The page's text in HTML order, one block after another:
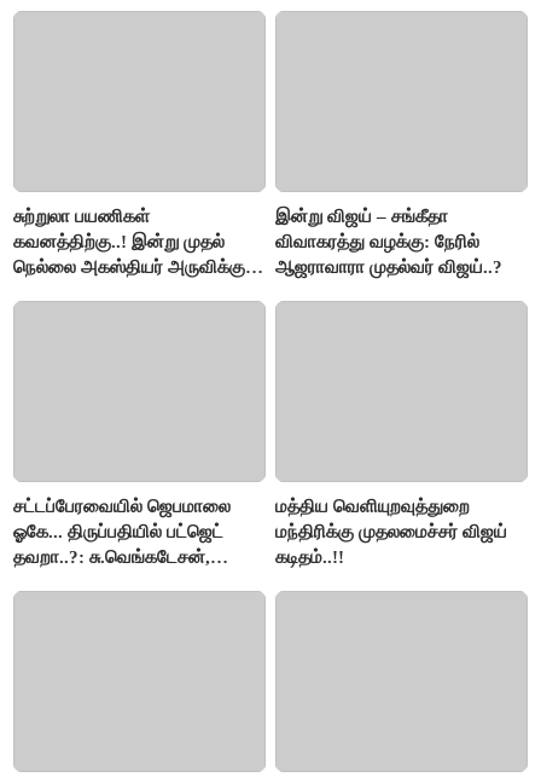
சுற்றுலா பயணிகள்
கவனத்திற்கு..! இன்று முதல்
நெல்லை அகஸ்தியர் அருவிக்கு
இன்று விஜய் – சங்கீதா
விவாகரத்து வழக்கு: நேரில்
ஆஜராவாரா முதல்வர் விஜய்..?
சட்டப்பேரவையில் ஜெபமாலை
ஓகே... திருப்பதியில் பட்ஜெட்
தவறா..?: சு.வெங்கடேசன்,
மத்திய வெளியுறவுத்துறை
மந்திரிக்கு முதலமைச்சர் விஜய்
கடிதம்..!!